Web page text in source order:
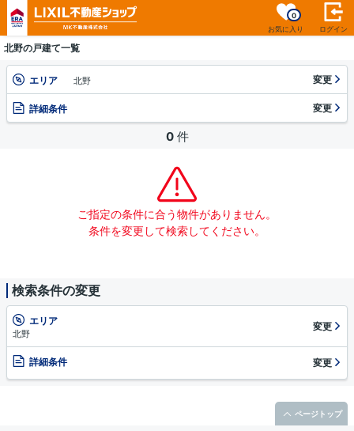
お気に入り
0
ログイン
北野の戸建て一覧
エリア 北野 変更
詳細条件 変更
0 件
ご指定の条件に合う物件がありません。
条件を変更して検索してください。
検索条件の変更
エリア
北野
変更
詳細条件 変更
ページトップ